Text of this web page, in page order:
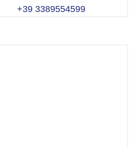
+39 3389554599